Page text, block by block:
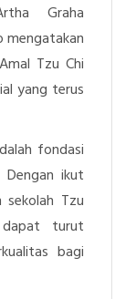
Graha
mengatakan
Tzu Chi
yang terus
fondasi
ikut
sekolah Tzu
turut
bagi